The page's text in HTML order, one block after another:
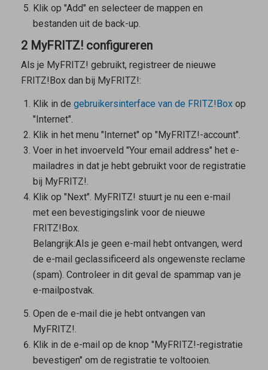
Klik op "Add" en selecteer de mappen en
bestanden uit de back-up.
2 MyFRITZ! configureren
Als je MyFRITZ! gebruikt, registreer de nieuwe
FRITZ!Box dan bij MyFRITZ!:
Klik in de gebruikersinterface van de FRITZ!Boxop
"Internet".
Klik in het menu "Internet" op "MyFRITZ!-account".
Voer in het invoerveld "Your email address" het e-
mailadres in dat je hebt gebruikt voor de registratie
bij MyFRITZ!.
Klik op "Next". MyFRITZ! stuurt je nu een e-mail
met een bevestigingslink voor de nieuwe
FRITZ!Box.
Belangrijk:Als je geen e-mail hebt ontvangen, werd
de e-mail geclassificeerd als ongewenste reclame
(spam). Controleer in dit geval de spammap van je
e-mailpostvak.
Open de e-mail die je hebt ontvangen van
MyFRITZ!.
Klik in de e-mail op de knop "MyFRITZ!-registratie
bevestigen" om de registratie te voltooien.